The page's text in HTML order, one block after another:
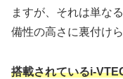
ますが、それは単な
備性の高さに裏付け
搭載されているi-